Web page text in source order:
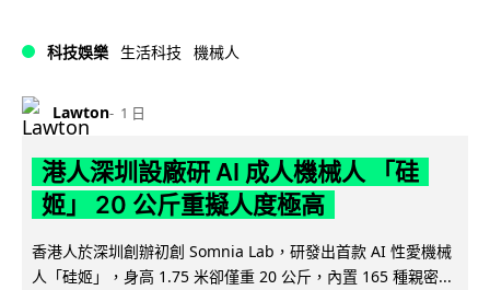
科技娛樂 生活科技 機械人
Lawton 1 日
港人深圳設廠研 AI 成人機械人 「硅
姬」 20 公斤重擬人度極高
香港人於深圳創辦初創 Somnia Lab，研發出首款 AI 性愛機械
人「硅姬」，身高 1.75 米卻僅重 20 公斤，內置 165 種親密...